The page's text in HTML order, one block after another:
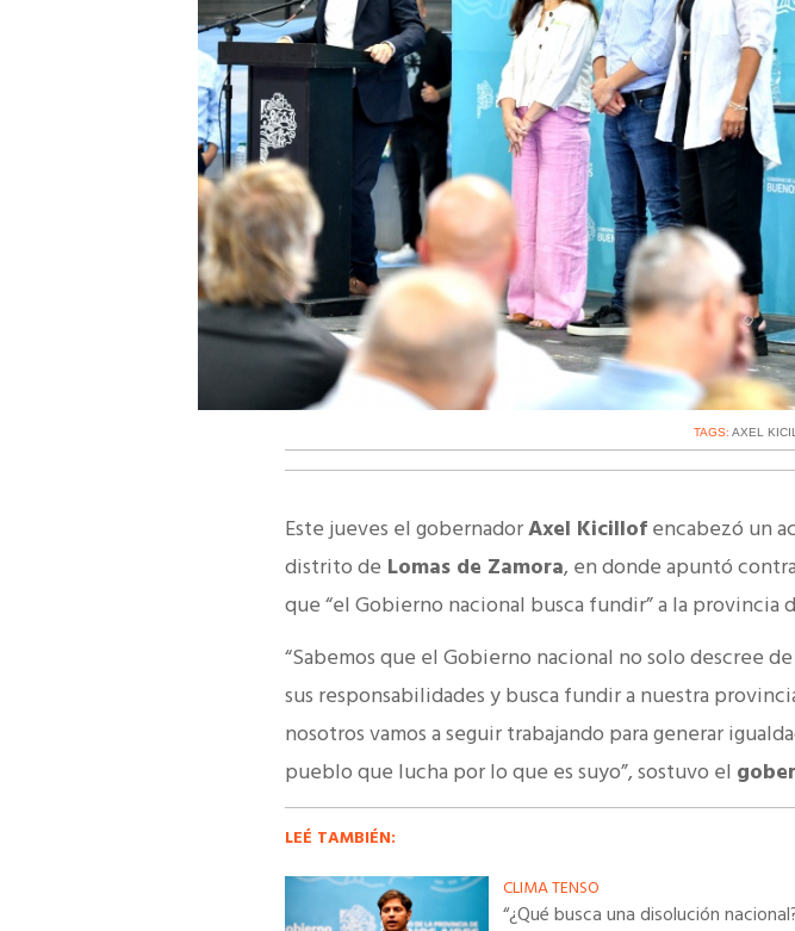
TAGS:AXEL
Este jueves el gobernadorAxel Kicillofencabezó un
distrito de Lomas de Zamora, en donde apuntó
que “el Gobierno nacional busca fundir” a la provincia
“Sabemos que el Gobierno nacional no solo descree
sus responsabilidades y busca fundir a nuestra
nosotros vamos a seguir trabajando para generar
pueblo que lucha por lo que es suyo”, sostuvo el
LEÉ TAMBIÉN:
CLIMA TENSO
“¿Qué busca una disolución